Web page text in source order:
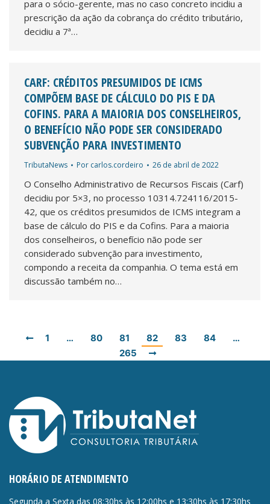
para o sócio-gerente, mas no caso concreto incidiu a
prescrição da ação da cobrança do crédito tributário,
decidiu a 7ª…
CARF: CRÉDITOS PRESUMIDOS DE ICMS
COMPÕEM BASE DE CÁLCULO DO PIS E DA
COFINS. PARA A MAIORIA DOS CONSELHEIROS,
O BENEFÍCIO NÃO PODE SER CONSIDERADO
SUBVENÇÃO PARA INVESTIMENTO
TributaNews Por carlos.cordeiro 26 de abril de 2022
O Conselho Administrativo de Recursos Fiscais (Carf)
decidiu por 5×3, no processo 10314.724116/2015-
42, que os créditos presumidos de ICMS integram a
base de cálculo do PIS e da Cofins. Para a maioria
dos conselheiros, o benefício não pode ser
considerado subvenção para investimento,
compondo a receita da companhia. O tema está em
discussão também no…
1 … 80 81 82 83 84
…
265
HORÁRIO DE ATENDIMENTO
Segunda a Sexta das 08:30hs às 12:00hs e 13:30hs às 17:30hs